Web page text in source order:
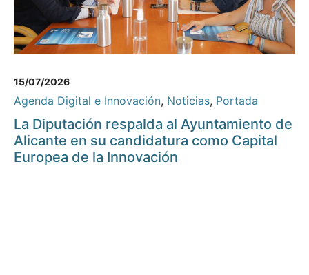
15/07/2026
Agenda Digital e Innovación, Noticias, Portada
La Diputación respalda al Ayuntamiento de
Alicante en su candidatura como Capital
Europea de la Innovación